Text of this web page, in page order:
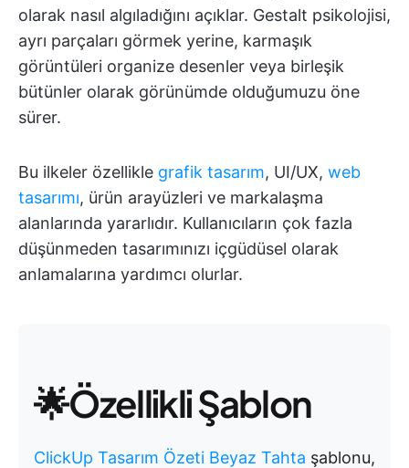
olarak nasıl algıladığını açıklar. Gestalt psikolojisi,
ayrı parçaları görmek yerine, karmaşık
görüntüleri organize desenler veya birleşik
bütünler olarak görünümde olduğumuzu öne
sürer.
Bu ilkeler özellikle grafik tasarım, UI/UX, web
tasarımı, ürün arayüzleri ve markalaşma
alanlarında yararlıdır. Kullanıcıların çok fazla
düşünmeden tasarımınızı içgüdüsel olarak
anlamalarına yardımcı olurlar.
🌟Özellikli Şablon
ClickUp Tasarım Özeti Beyaz Tahta şablonu,